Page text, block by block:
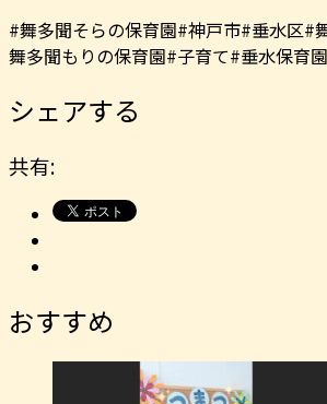
#舞多聞そらの保育園#神戸市#垂水区#
舞多聞もりの保育園#子育て#垂水保育
シェアする
共有:
おすすめ